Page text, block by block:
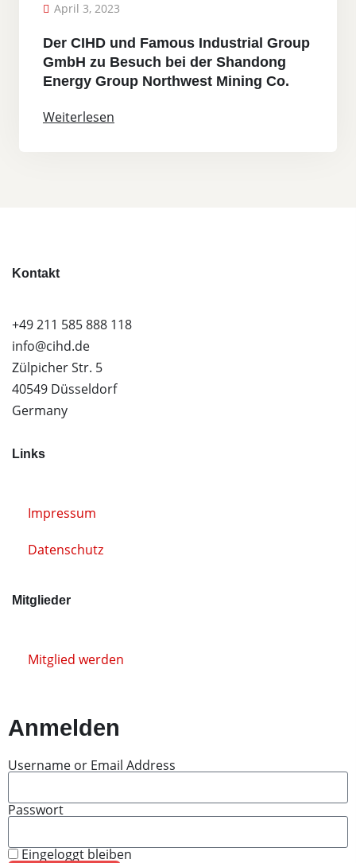
April 3, 2023
Der CIHD und Famous Industrial Group
GmbH zu Besuch bei der Shandong
Energy Group Northwest Mining Co.
Weiterlesen
Kontakt
+49 211 585 888 118
info@cihd.de
Zülpicher Str. 5
40549 Düsseldorf
Germany
Links
Impressum
Datenschutz
Mitglieder
Mitglied werden
Anmelden
Username or Email Address
Passwort
Eingeloggt bleiben